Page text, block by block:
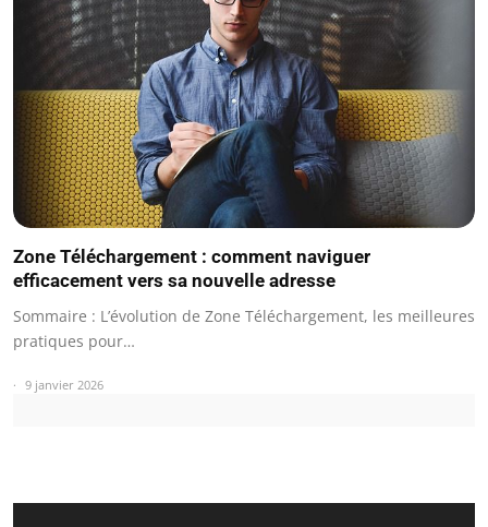
Zone Téléchargement : comment naviguer
efficacement vers sa nouvelle adresse
Sommaire : L’évolution de Zone Téléchargement, les meilleures
pratiques pour…
9 janvier 2026